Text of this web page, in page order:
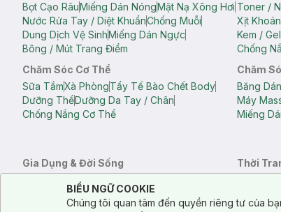
Bọt Cạo RâuMiếng Dán NóngMặt Nạ Xông Hơi
Nước Rửa Tay / Diệt KhuẩnChống Muỗi
Dung Dịch Vệ SinhMiếng Dán Ngực
Bông / Mút Trang Điểm
Toner /
Xịt
Kem /
Chống
Chăm Sóc Cơ Thể
Sữa TắmXà PhòngTẩy Tế Bào Chết Body
Dưỡng ThểDưỡng Da Tay / Chân
Chống Nắng Cơ Thể
Chăm
Băng
Máy
Miếng
Gia Dụng & Đời Sống
Bông Tắm / Phụ Kiện Tắm
Phụ Kiện Điện Thoại Quạt Cầm Tay / Quạt Mini
Khử Mùi / Làm Thơm PhòngNước GiặtNước Xả
Thời
Quần Lót
Cookie Consent
Notice about cookies usage
BIỂU NGỮ COOKIE
Chúng tôi quan tâm đến quyền riêng tư của